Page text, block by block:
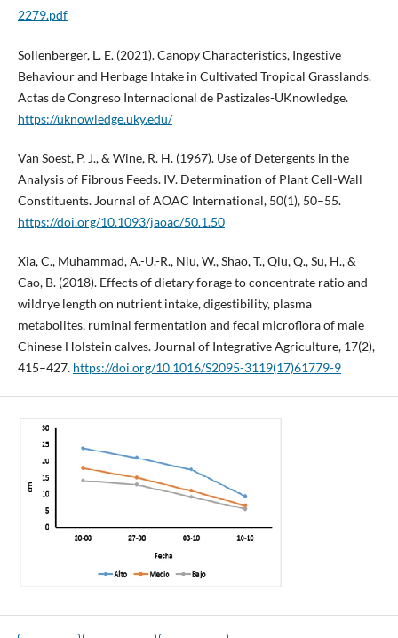
2279.pdf
Sollenberger, L. E. (2021). Canopy Characteristics, Ingestive
Behaviour and Herbage Intake in Cultivated Tropical Grasslands.
Actas de Congreso Internacional de Pastizales-UKnowledge.
https://uknowledge.uky.edu/
Van Soest, P. J., & Wine, R. H. (1967). Use of Detergents in the
Analysis of Fibrous Feeds. IV. Determination of Plant Cell-Wall
Constituents. Journal of AOAC International, 50(1), 50–55.
https://doi.org/10.1093/jaoac/50.1.50
Xia, C., Muhammad, A.-U.-R., Niu, W., Shao, T., Qiu, Q., Su, H., &
Cao, B. (2018). Effects of dietary forage to concentrate ratio and
wildrye length on nutrient intake, digestibility, plasma
metabolites, ruminal fermentation and fecal microflora of male
Chinese Holstein calves. Journal of Integrative Agriculture, 17(2),
415–427. https://doi.org/10.1016/S2095-3119(17)61779-9